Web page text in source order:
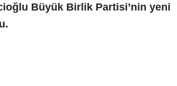
Büyük Birlik Partisi’nin yeni